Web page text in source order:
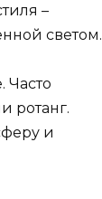
–
светом.
Часто
ротанг.
и